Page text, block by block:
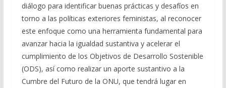
diálogo para identificar buenas prácticas y desafíos en
torno a las políticas exteriores feministas, al reconocer
este enfoque como una herramienta fundamental para
avanzar hacia la igualdad sustantiva y acelerar el
cumplimiento de los Objetivos de Desarrollo Sostenible
(ODS), así como realizar un aporte sustantivo a la
Cumbre del Futuro de la ONU, que tendrá lugar en